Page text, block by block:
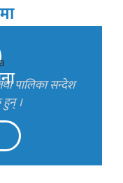
पालिका सन्देश
हुन् ।